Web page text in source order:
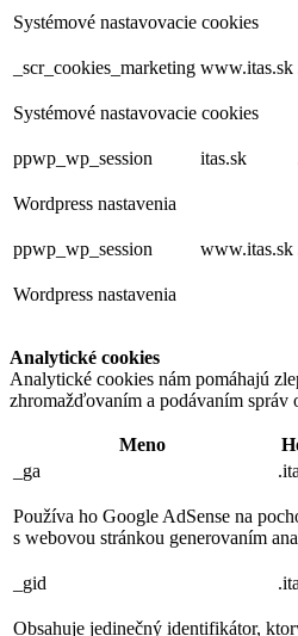
Systémové nastavovacie cookies
_scr_cookies_marketing www.itas.sk
Systémové nastavovacie cookies
ppwp_wp_session itas.sk
Wordpress nastavenia
ppwp_wp_session www.itas.sk
Wordpress nastavenia
Analytické cookies
Analytické cookies nám pomáhajú
zhromažďovaním a podávaním správ
Meno
_ga
Používa ho Google AdSense na
s webovou stránkou generovaním
_gid
Obsahuje jedinečný identifikátor,